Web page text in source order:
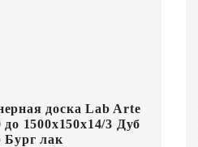
доска Lab Arte
до 1500х150х14/3 Дуб
Бург лак